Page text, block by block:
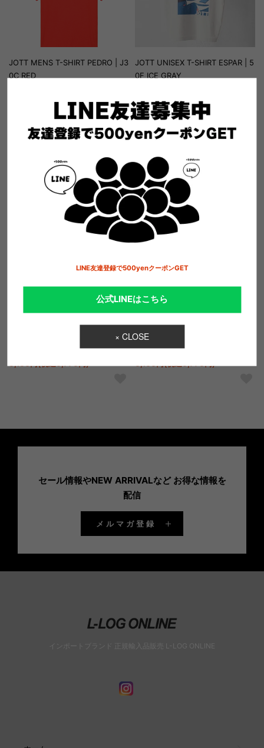
JOTT MENS T-SHIRT PEDRO | J3
0C RED
30％OFF
5,250円(税込5,775円)
JOTT UNISEX T-SHIRT ESPAR | 5
0F ICE GRAY
【SALE】
30％OFF
6,160円(税込6,776円)
JOTT UNISEX T-SHIRTESPAR | J
30％OFF
JOTT UNISEX T-SHIRTESPAR | 9
定価：8,800円(税込9,680円)
【SALE】
30％OFF
セール情報やNEW ARRIVALなど お得な情報を
配信
メルマガ登録
インポートブランド 正規輸入品販売 L-LOG ONLINE
LINE友達登録で500yenクーポンGET
公式LINEはこちら
× CLOSE